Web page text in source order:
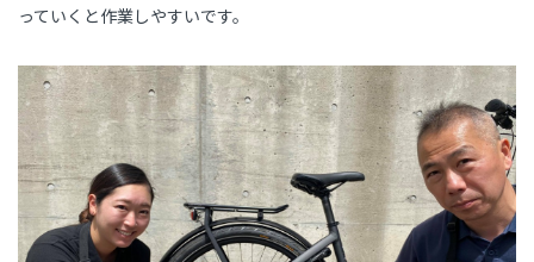
っていくと作業しやすいです。